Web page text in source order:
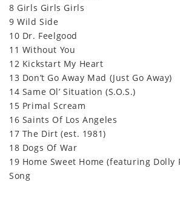
8 Girls Girls Girls
9 Wild Side
10 Dr. Feelgood
11 Without You
12 Kickstart My Heart
13 Don’t Go Away Mad (Just Go Away)
14 Same Ol’ Situation (S.O.S.)
15 Primal Scream
16 Saints Of Los Angeles
17 The Dirt (est. 1981)
18 Dogs Of War
19 Home Sweet Home (featuring Dolly
Song